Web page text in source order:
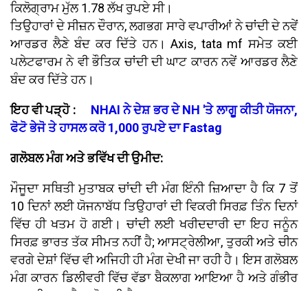
ਕਿਲੋਗ੍ਰਾਮ ਮੁੱਲ 1.78 ਲੱਖ ਰੁਪਏ ਸੀ।
ਤਿਉਹਾਰਾਂ ਦੇ ਸੀਜ਼ਨ ਦੌਰਾਨ, ਲਗਭਗ ਸਾਰੇ ਵਪਾਰੀਆਂ ਨੇ ਚਾਂਦੀ ਦੇ ਨਵੇਂ
ਆਰਡਰ ਲੈਣੇ ਬੰਦ ਕਰ ਦਿੱਤੇ ਹਨ। Axis, tata mf ਸਮੇਤ ਕਈ
ਪਲੇਟਫਾਰਮ ਨੇ ਵੀ ਭੌਤਿਕ ਚਾਂਦੀ ਦੀ ਘਾਟ ਕਾਰਨ ਨਵੇਂ ਆਰਡਰ ਲੈਣੇ
ਬੰਦ ਕਰ ਦਿੱਤੇ ਹਨ।
ਇਹ ਵੀ ਪੜ੍ਹੋ : NHAI ਨੇ ਦੇਸ਼ ਭਰ ਦੇ NH 'ਤੇ ਲਾਗੂ ਕੀਤੀ ਯੋਜਨਾ,
ਫੋਟੋ ਭੇਜੋ ਤੇ ਹਾਸਲ ਕਰੋ 1,000 ਰੁਪਏ ਦਾ Fastag
ਗਲੋਬਲ ਮੰਗ ਅਤੇ ਭਵਿੱਖ ਦੀ ਉਮੀਦ:
ਮੌਜੂਦਾ ਸਥਿਤੀ ਮੁਤਾਬਕ ਚਾਂਦੀ ਦੀ ਮੰਗ ਇੰਨੀ ਜ਼ਿਆਦਾ ਹੈ ਕਿ 7 ਤੋਂ
10 ਦਿਨਾਂ ਲਈ ਯੋਜਨਾਬੱਧ ਤਿਉਹਾਰਾਂ ਦੀ ਵਿਕਰੀ ਸਿਰਫ਼ ਤਿੰਨ ਦਿਨਾਂ
ਵਿੱਚ ਹੀ ਖਤਮ ਹੋ ਗਈ। ਚਾਂਦੀ ਲਈ ਖਰੀਦਦਾਰੀ ਦਾ ਇਹ ਜਨੂੰਨ
ਸਿਰਫ਼ ਭਾਰਤ ਤੱਕ ਸੀਮਤ ਨਹੀਂ ਹੈ; ਆਸਟ੍ਰੇਲੀਆ, ਤੁਰਕੀ ਅਤੇ ਚੀਨ
ਵਰਗੇ ਦੇਸ਼ਾਂ ਵਿੱਚ ਵੀ ਅਜਿਹੀ ਹੀ ਮੰਗ ਦੇਖੀ ਜਾ ਰਹੀ ਹੈ। ਇਸ ਗਲੋਬਲ
ਮੰਗ ਕਾਰਨ ਡਿਲੀਵਰੀ ਵਿੱਚ ਵੱਡਾ ਬੈਕਲਾਗ ਆਇਆ ਹੈ ਅਤੇ ਗੰਭੀਰ